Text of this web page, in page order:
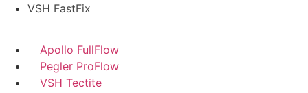
VSH FastFix
Apollo FullFlow
Pegler ProFlow
VSH Tectite